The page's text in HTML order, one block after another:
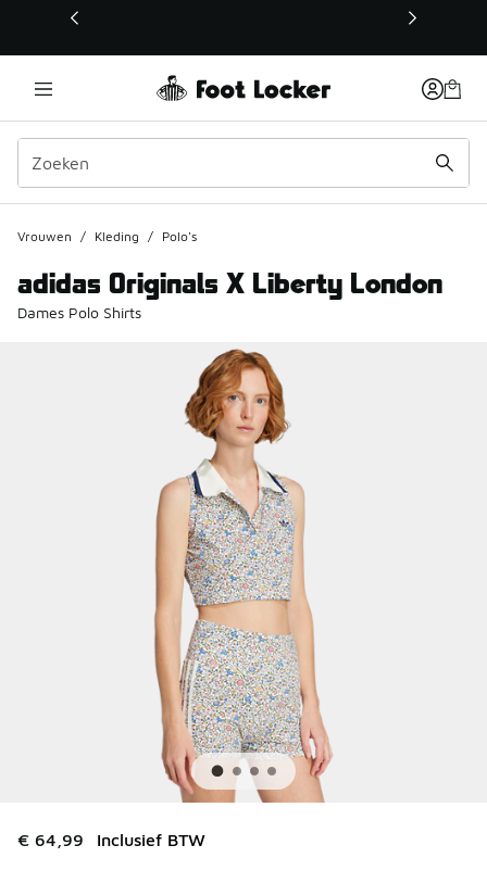
Deze link wordt geopend in een nieuw venster
Vrouwen / Kleding / Polo's
adidas Originals X Liberty London
Dames Polo Shirts
€ 64,99 Inclusief BTW